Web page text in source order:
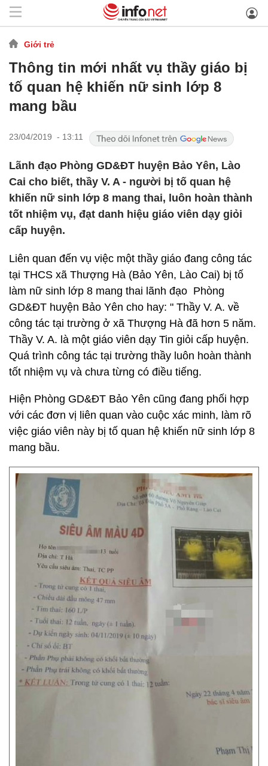
Giới trẻ
Thông tin mới nhất vụ thầy giáo bị
tố quan hệ khiến nữ sinh lớp 8
mang bầu
23/04/2019 - 13:11
Lãnh đạo Phòng GD&ĐT huyện Bảo Yên, Lào
Cai cho biết, thầy V. A - người bị tố quan hệ
khiến nữ sinh lớp 8 mang thai, luôn hoàn thành
tốt nhiệm vụ, đạt danh hiệu giáo viên dạy giỏi
cấp huyện.
Liên quan đến vụ việc một thầy giáo đang công tác
tại THCS xã Thượng Hà (Bảo Yên, Lào Cai) bị tố
làm nữ sinh lớp 8 mang thai lãnh đạo Phòng
GD&ĐT huyện Bảo Yên cho hay: " Thầy V. A. về
công tác tại trường ở xã Thượng Hà đã hơn 5 năm.
Thầy V. A. là một giáo viên dạy Tin giỏi cấp huyện.
Quá trình công tác tại trường thầy luôn hoàn thành
tốt nhiệm vụ và chưa từng có điều tiếng.
Hiện Phòng GD&ĐT Bảo Yên cũng đang phối hợp
với các đơn vị liên quan vào cuộc xác minh, làm rõ
việc giáo viên này bị tố quan hệ khiến nữ sinh lớp 8
mang bầu.